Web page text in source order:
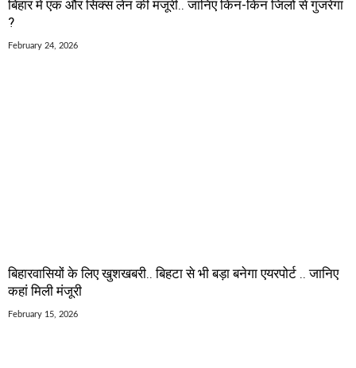
बिहार में एक और सिक्स लेन की मंजूरी.. जानिए किन-किन जिलों से गुजरेगा
?
February 24, 2026
बिहारवासियों के लिए खुशखबरी.. बिहटा से भी बड़ा बनेगा एयरपोर्ट .. जानिए
कहां मिली मंजूरी
February 15, 2026